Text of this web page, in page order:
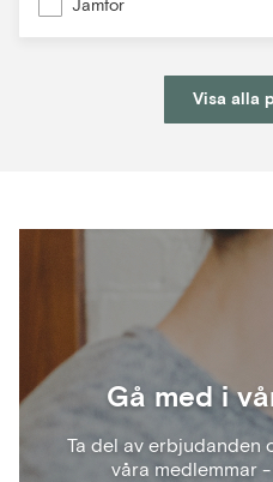
Jämför
Visa alla
Gå med i
Ta del av erbjudanden
våra medlemmar